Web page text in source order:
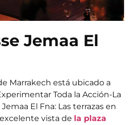
Jemaa El
Marrakech está ubicado a
Toda la Acción-La
El Fna: Las terrazas en
vista de la plaza